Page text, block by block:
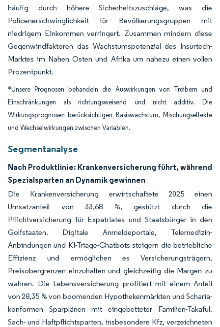
häufig durch höhere Sicherheitszuschläge, was die
Policenerschwinglichkeit für Bevölkerungsgruppen mit
niedrigem Einkommen verringert. Zusammen mindern diese
Gegenwindfaktoren das Wachstumspotenzial des Insurtech-
Marktes im Nahen Osten und Afrika um nahezu einen vollen
Prozentpunkt.
*Unsere Prognosen behandeln die Auswirkungen von Treibern und
Einschränkungen als richtungsweisend und nicht additiv. Die
Wirkungsprognosen berücksichtigen Basiswachstum, Mischungseffekte
und Wechselwirkungen zwischen Variablen.
Segmentanalyse
Nach Produktlinie: Krankenversicherung führt, während
Spezialsparten an Dynamik gewinnen
Die Krankenversicherung erwirtschaftete 2025 einen
Umsatzanteil von 33,68 %, gestützt durch die
Pflichtversicherung für Expatriates und Staatsbürger in den
Golfstaaten. Digitale Anmeldeportale, Telemedizin-
Anbindungen und KI-Triage-Chatbots steigern die betriebliche
Effizienz und ermöglichen es Versicherungsträgern,
Preisobergrenzen einzuhalten und gleichzeitig die Margen zu
wahren. Die Lebensversicherung profitiert mit einem Anteil
von 28,35 % von boomenden Hypothekenmärkten und Scharia-
konformen Sparplänen mit eingebetteter Familien-Takaful.
Sach- und Haftpflichtsparten, insbesondere Kfz, verzeichneten